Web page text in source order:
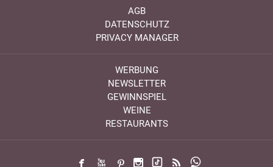
AGB
DATENSCHUTZ
PRIVACY MANAGER
WERBUNG
NEWSLETTER
GEWINNSPIEL
WEINE
RESTAURANTS